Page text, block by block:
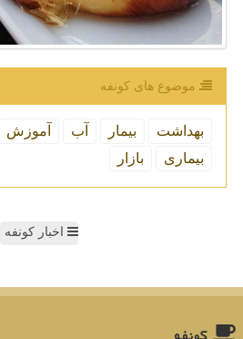
موضوع های كونفه
بهداشت بیمار آب آموزش
بیماری
بازار
اخبار کونفه